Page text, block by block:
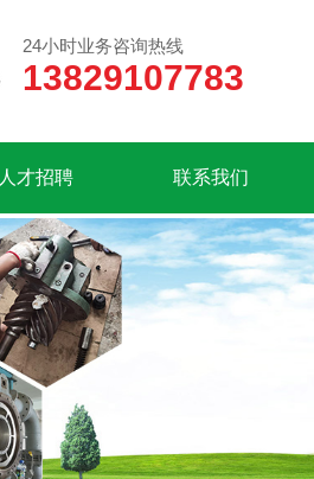
24小时业务咨询热线
13829107783
人才招聘 联系我们